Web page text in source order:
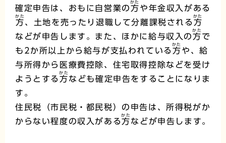
確定申告は、おもに自営業の方
かた
や年金収入がある
方
かた
、土地を売ったり退職して分離課税される 方
かた
などが申告します。また、ほかに給与収入の方
かた
で
も2か所以上から給与が支払われている 方
かた
や、給
与所得から医療費控除、住宅取得控除などを受け
ようとする 方
かた
なども確定申告をすることになりま
す。
住民税（市民税・都民税）の申告は、所得税がか
からない程度の収入がある方
かた
などが申告します。